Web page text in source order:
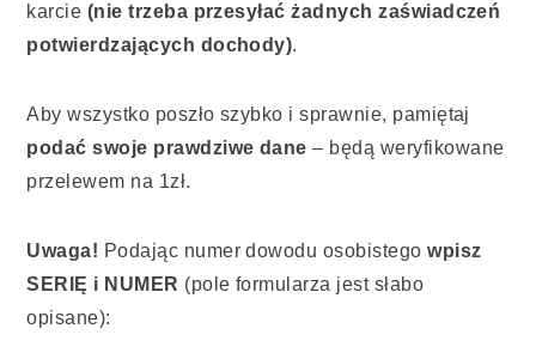
karcie (nie trzeba przesyłać żadnych zaświadczeń
potwierdzających dochody).
Aby wszystko poszło szybko i sprawnie, pamiętaj
podać swoje prawdziwe dane – będą weryfikowane
przelewem na 1zł.
Uwaga! Podając numer dowodu osobistegowpisz
SERIĘ i NUMER (pole formularza jest słabo
opisane):